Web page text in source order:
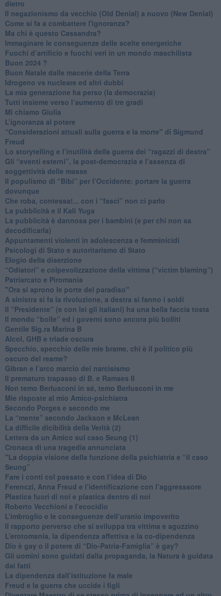
dietro
Il negazionismo da vecchio (Old Denial) a nuovo (New Denial)
Come si fa a combattere l'ignoranza?
Ma chi è questo Cassandra?
Immaginare le conseguenze delle scelte energetiche
​Fuochi d’artificio e fuochi veri in un mondo maschilista
Buon 2024 ?
​Buon Natale dalle macerie della Terra
​Idrogeno vs nucleare ed altri dubbi
​La mia generazione ha perso (la democrazia)
​Tutti insieme verso l’aumento di tre gradi
Mi chiamo Giulia
L’ignoranza al potere
​“Considerazioni attuali sulla guerra e la morte" di Sigmund
Freud
​Lo storytelling e l’inutilità della guerra dei “ragazzi di destra”
​Gli “eventi esterni”, la post-democrazia e l’assenza di
soggettività delle masse
​Il populismo di “Bibi” per l’Occidente: portare la guerra
dovunque
​Che roba, contessa!... con i “fasci” non ci parlo
La pubblicità e il Kali Yuga
​La pubblicità è dannosa per i bambini (e per chi non sa
decodificarla)
​Appuntamenti violenti in adolescenza e femminicidi
​Psicologi di Stato e autoritarismo di Stato
Elogio della diserzione
“Odiatori” e colpevolizzazione della vittima (“victim blaming”)
​Patriarcato e Piromania
"Ora si aprono le porte del paradiso"
​A sinistra si fa la rivoluzione, a destra si fanno i soldi
​Il “Presidente” (e con lei gli italiani) ha una bella faccia tosta
​Il mondo “bolle” ed i governi sono ancora più bolliti
​Gentile Sig.ra Marina B
​Alcol, GHB e triade oscura
​Specchio, specchio delle mie brame, chi è il politico più
oscuro del reame?
​Gibran e l’arco marcio del narcisismo
​Il prematuro trapasso di B. e Ramses II
​Non temo Berlusconi in sé, temo Berlusconi in me
​Mie risposte al mio Amico-psichiatra
​Secondo Porges e secondo me
​La “mente” secondo Jackson e McLean
La difficile dicibilità della Verità (2)
​Lettera da un Amico sul caso Seung (1)
​Cronaca di una tragedia annunciata
"​La doppia visione della funzione della psichiatria e “il caso
Seung”
​Fare i conti col passato e con l’idea di Dio
​Ferenczi, Anna Freud e l’identificazione con l’aggresssore
Plastica fuori di noi e plastica dentro di noi
​Roberto Vecchioni e l’ecocidio
​L’imbroglio e le conseguenze dell’uranio impoverito
​Il rapporto perverso che si sviluppa tra vittima e aguzzino
L’erotomania, la dipendenza affettiva e la co-dipendenza
​Dio è gay o il potere di “Dio-Patria-Famiglia” è gay?
​Gli uomini sono guidati dalla propaganda, la Natura è guidata
dai fatti
La dipendenza dall’istituzione fa male
​Freud e la guerra che uccide i figli